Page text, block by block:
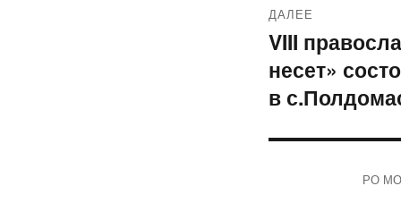
ДАЛЕЕ
Следующая
запись:
VIII
несет»
в
РО